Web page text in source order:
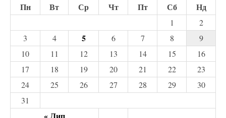
Пн
Вт Ср Чт Пт Сб Нд
« Лип
1
2
3
4 5 6 7 8
9
10
11 12 13 14 15
16
17
18 19 20 21 22
23
24
25 26 27 28 29
30
31